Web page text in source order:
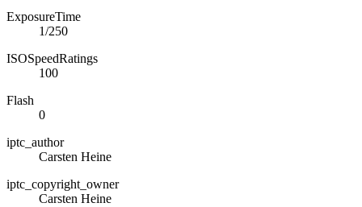
ExposureTime
1/250
ISOSpeedRatings
100
Flash
0
iptc_author
Carsten Heine
iptc_copyright_owner
Carsten Heine